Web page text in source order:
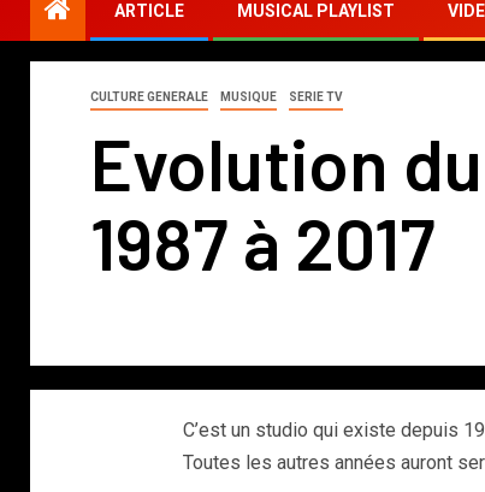
ARTICLE MUSICAL PLAYLIST
CULTURE GENERALE MUSIQUE SERIE TV
Evolution
1987 à 2017
C’est un studio qui existe depuis
Toutes les autres années auront